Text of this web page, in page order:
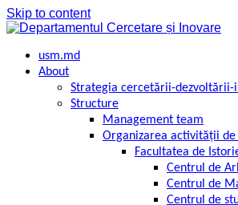
Skip to content
usm.md
About
Strategia cercetării-dezvoltării-
Structure
Management team
Organizarea activității
Facultatea de
Centrul de
Centrul de
Centrul de